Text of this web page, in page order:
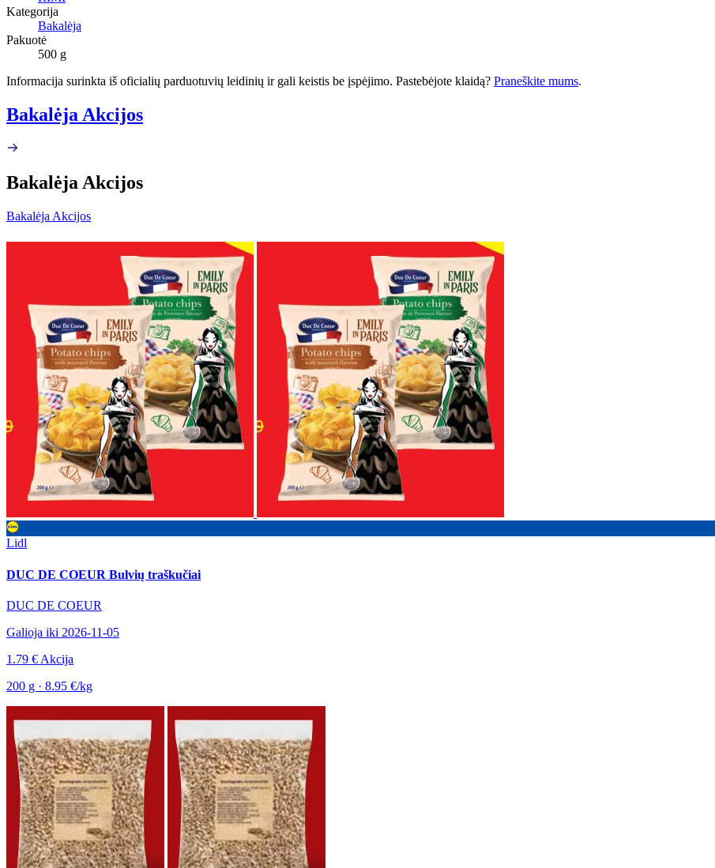
Kategorija
Bakalėja
Pakuotė
500 g
Informacija surinkta iš oficialių parduotuvių leidinių ir gali keistis be įspėjimo. Pastebėjote klaidą? Praneškite mums.
Bakalėja Akcijos
Bakalėja Akcijos
Bakalėja Akcijos
Lidl
DUC DE COEUR Bulvių traškučiai
DUC DE COEUR
Galioja iki 2026-11-05
1.79 € Akcija
200 g · 8.95 €/kg